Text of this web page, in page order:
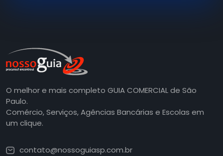
O melhor e mais completo GUIA COMERCIAL de São
Paulo.
Comércio, Serviços, Agências Bancárias e Escolas em
um clique.
contato@nossoguiasp.com.br